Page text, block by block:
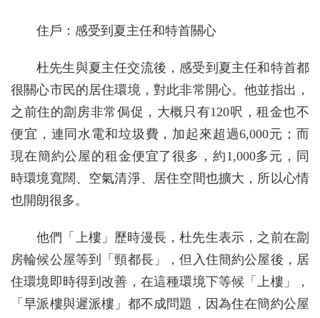
住戶：感受到夏主任和特首關心
杜先生與夏主任交流後，感受到夏主任和特首都
很關心市民的居住環境，對此非常開心。他並指出，
之前住的劏房非常侷促，大概只有120呎，租金也不
便宜，連同水電和垃圾費，加起來超過6,000元；而
現在簡約公屋的租金便宜了很多，約1,000多元，同
時環境寬闊、空氣清淨、居住空間也擴大，所以心情
也開朗很多。
他們「上樓」歷時漫長，杜先生表示，之前在劏
房輪候公屋等到「頸都長」，但入住簡約公屋後，居
住環境即時得到改善，在這種環境下等候「上樓」，
「早派樓與遲派樓」都不成問題，因為住在簡約公屋